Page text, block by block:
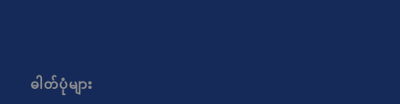
ဓါတ်ပုံများ